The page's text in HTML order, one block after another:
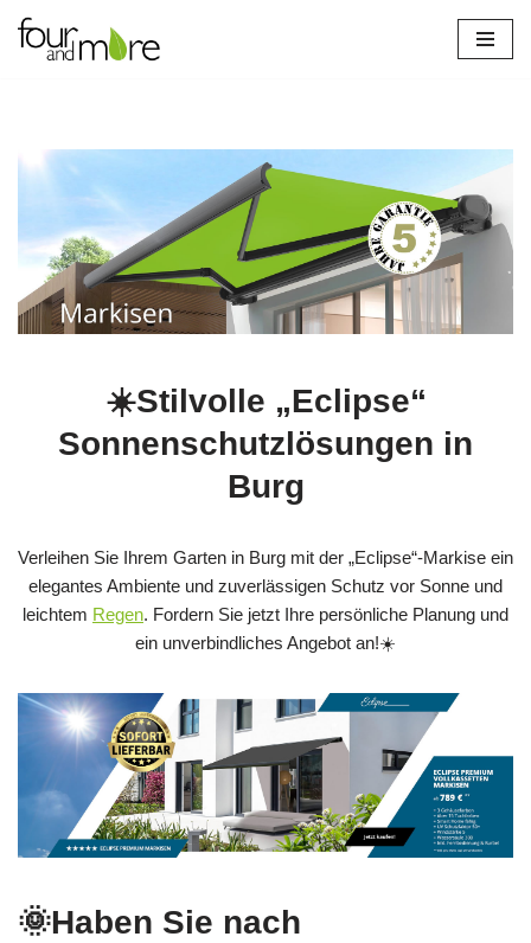
Zum
☀️Stilvolle „Eclipse“
Sonnenschutzlösungen in
Burg
Verleihen Sie Ihrem Garten in Burg mit der „Eclipse“-Markise ein
elegantes Ambiente und zuverlässigen Schutz vor Sonne und
leichtem Regen. Fordern Sie jetzt Ihre persönliche Planung und
ein unverbindliches Angebot an!☀️
🌞Haben Sie nach